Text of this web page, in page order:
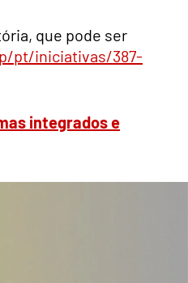
que pode ser
pt/iniciativas/387-
integrados e